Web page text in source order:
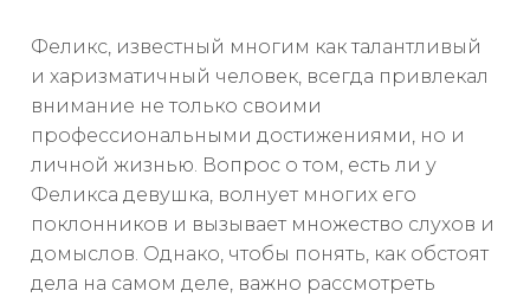
Феликс, известный многим как талантливый
и харизматичный человек, всегда привлекал
внимание не только своими
профессиональными достижениями, но и
личной жизнью. Вопрос о том, есть ли у
Феликса девушка, волнует многих его
поклонников и вызывает множество слухов и
домыслов. Однако, чтобы понять, как обстоят
дела на самом деле, важно рассмотреть